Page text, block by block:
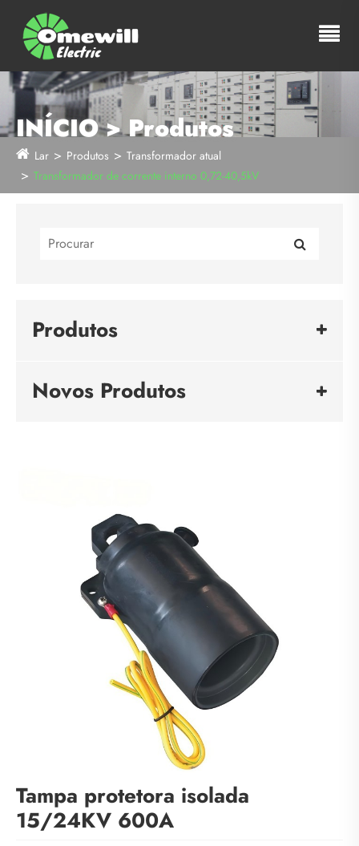
INÍCIO > Produtos
Lar Produtos
Transformador atual
Transformador de corrente interno 0,72-40,5kV
Produtos
Novos Produtos
Tampa protetora isolada
15/24KV 600A